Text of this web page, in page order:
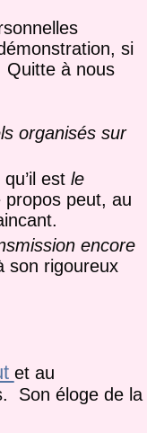
si
Quitte à nous
organisés sur
est le
peut, au
encore
son rigoureux
et au
Son éloge de la